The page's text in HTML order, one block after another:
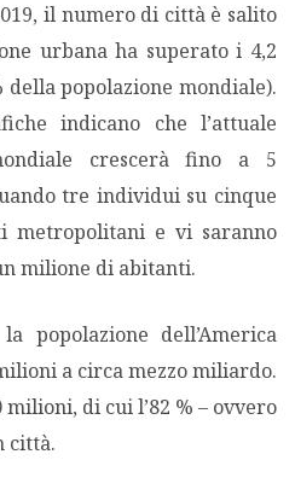
il numero di città è salito
urbana ha superato i 4,2
popolazione mondiale).
indicano che l’attuale
crescerà fino a 5
tre individui su cinque
metropolitani e vi saranno
milione di abitanti.
popolazione dell’America
a circa mezzo miliardo.
di cui l’82 % – ovvero
città.